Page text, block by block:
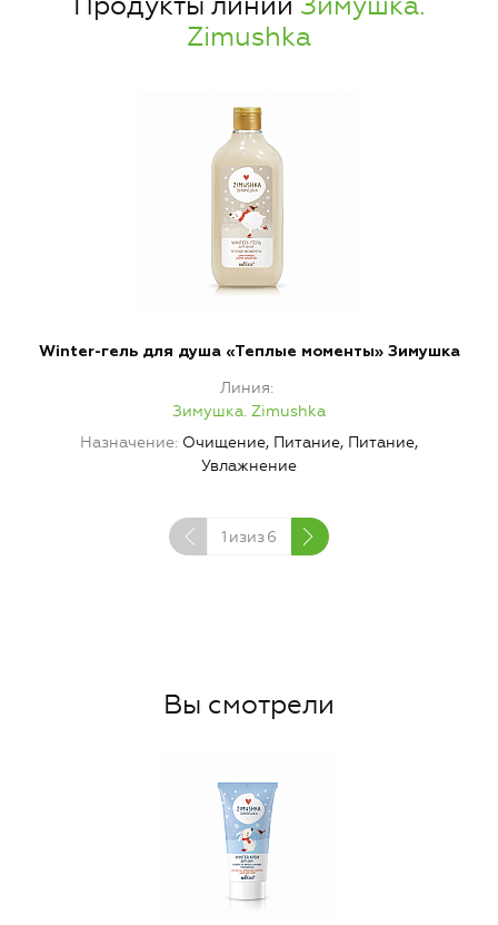
Zimushka
Winter-гель для душа «Теплые моменты» Зимушка
Линия
Зимушка. Zimushka
Назначение Очищение, Питание, Питание,
Увлажнение
1 изиз6
Вы смотрели